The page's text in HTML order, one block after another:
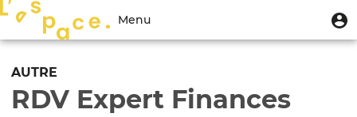
contenu
Menu
du
compte
de
l'utilisateur
Menu
Toggle
AUTRE
RDV Expert Finances